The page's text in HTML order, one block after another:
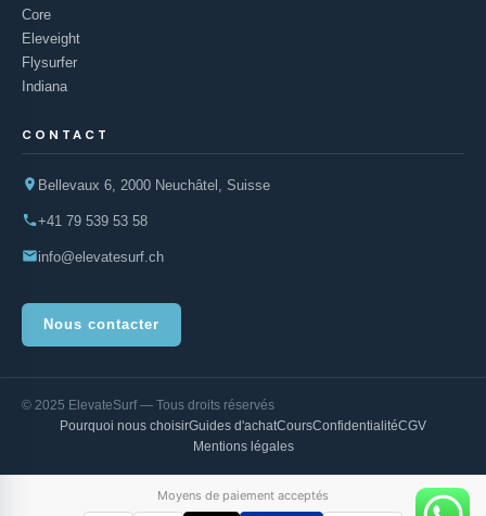
Core
Eleveight
Flysurfer
Indiana
CONTACT
Bellevaux 6, 2000 Neuchâtel, Suisse
+41 79 539 53 58
info@elevatesurf.ch
Nous contacter
© 2025 ElevateSurf — Tous droits réservés
Pourquoi nous choisirGuides d'achatCoursConfidentialitéCGV
Mentions légales
Moyens de paiement acceptés